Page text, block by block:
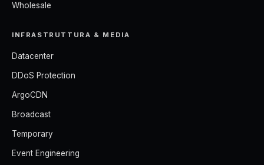
Wholesale
INFRASTRUTTURA & MEDIA
Datacenter
DDoS Protection
ArgoCDN
Broadcast
Temporary
Event Engineering